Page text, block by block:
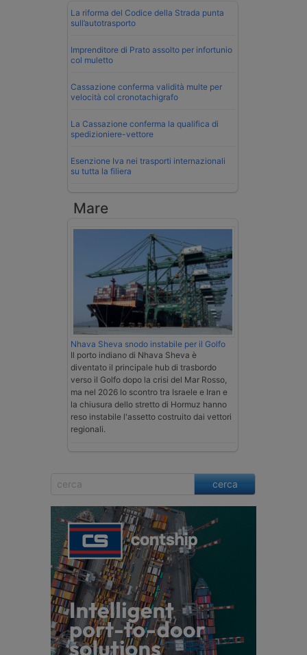
La riforma del Codice della Strada punta
sull’autotrasporto
Imprenditore di Prato assolto per infortunio
col muletto
Cassazione conferma validità multe per
velocità col cronotachigrafo
La Cassazione conferma la qualifica di
spedizioniere-vettore
Esenzione Iva nei trasporti internazionali
su tutta la filiera
Mare
Nhava Sheva snodo instabile per il Golfo
Il porto indiano di Nhava Sheva è
diventato il principale hub di trasbordo
verso il Golfo dopo la crisi del Mar Rosso,
ma nel 2026 lo scontro tra Israele e Iran e
la chiusura dello stretto di Hormuz hanno
reso instabile l'assetto costruito dai vettori
regionali.
cerca